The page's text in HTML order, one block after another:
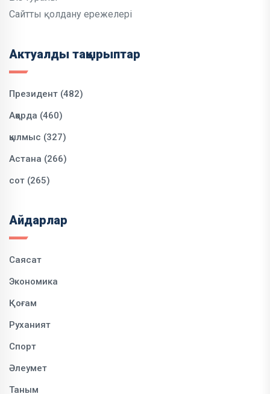
Сайтты қолдану ережелері
Актуалды тақырыптар
Президент (482)
Ақорда (460)
қылмыс (327)
Астана (266)
сот (265)
Айдарлар
Саясат
Экономика
Қоғам
Руханият
Спорт
Әлеумет
Таным